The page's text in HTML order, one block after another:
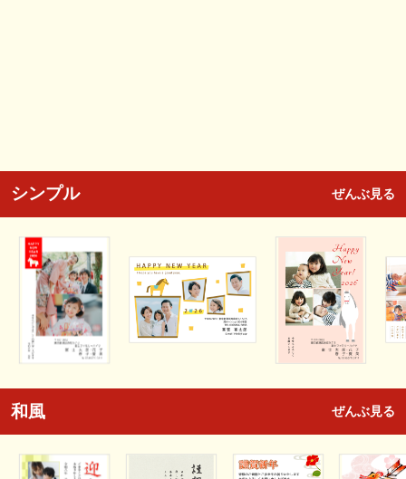
シンプル ぜんぶ見る
和風 ぜんぶ見る